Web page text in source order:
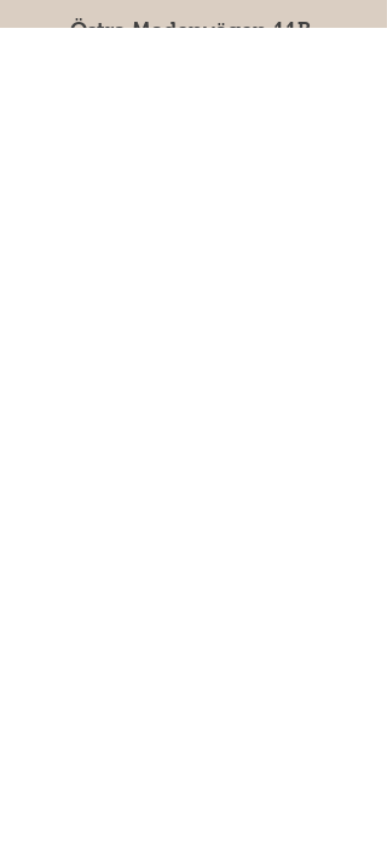
Östra Madenvägen 11B,